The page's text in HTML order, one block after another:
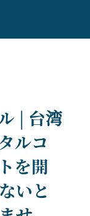
| 台湾
ルコ
を開
いと